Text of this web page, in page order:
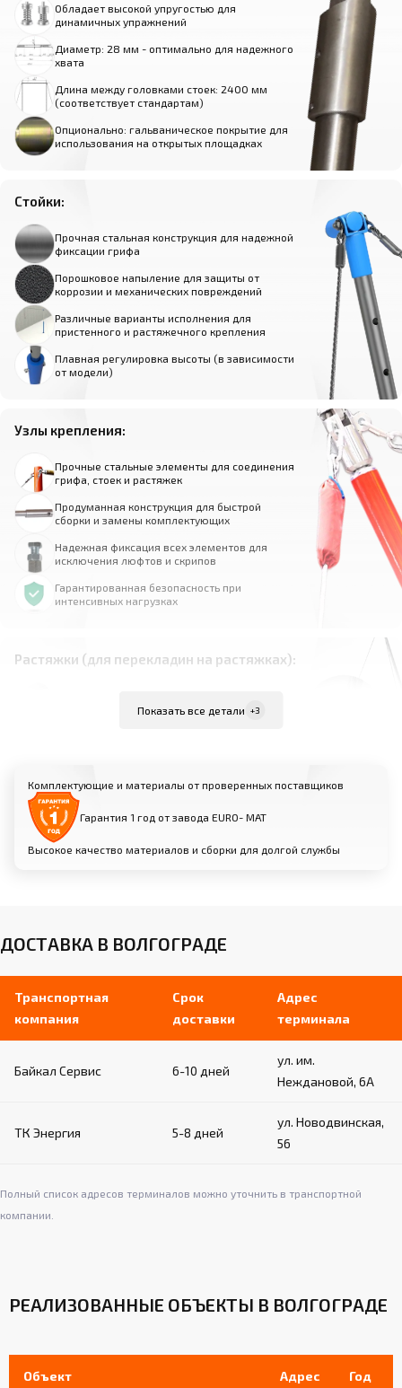
Обладает высокой упругостью для
динамичных упражнений
Диаметр: 28 мм - оптимально для надежного
хвата
Длина между головками стоек: 2400 мм
(соответствует стандартам)
Опционально: гальваническое покрытие для
использования на открытых площадках
Стойки:
Прочная стальная конструкция для надежной
фиксации грифа
Порошковое напыление для защиты от
коррозии и механических повреждений
Различные варианты исполнения для
пристенного и растяжечного крепления
Плавная регулировка высоты (в зависимости
от модели)
Узлы крепления:
Прочные стальные элементы для соединения
грифа, стоек и растяжек
Продуманная конструкция для быстрой
сборки и замены комплектующих
Надежная фиксация всех элементов для
исключения люфтов и скрипов
Гарантированная безопасность при
интенсивных нагрузках
Растяжки (для перекладин на растяжках):
максимальной устойчивости
Возможность индивидуальной настройки
натяжения для оптимальной жесткости
Прочные металлические анкеры для фиксации
к стене
Возможность установки на различные типы
стен (бетон, кирпич и т.д.)
Обеспечивают надежность и устойчивость
необходимости
Показать все детали +3
Комплектующие и материалы от проверенных поставщиков
Гарантия 1 год от завода EURO- МАТ
Высокое качество материалов и сборки для долгой службы
ДОСТАВКА В ВОЛГОГРАДЕ
Транспортная
компания
Срок
доставки
Адрес
терминала
Байкал Сервис 6-10 дней
ул. им.
Неждановой, 6А
ТК Энергия 5-8 дней
ул. Новодвинская,
56
Полный список адресов терминалов можно уточнить в транспортной
компании.
РЕАЛИЗОВАННЫЕ ОБЪЕКТЫ В ВОЛГОГРАДЕ
Объект Адрес Год